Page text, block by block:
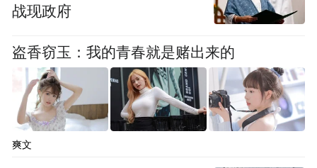
战现政府
盗香窃玉：我的青春就是赌出来的
爽文